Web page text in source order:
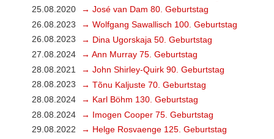
25.08.2020
→ José van Dam 80. Geburtstag
26.08.2023
→ Wolfgang Sawallisch 100. Geburtstag
26.08.2023
→ Dina Ugorskaja 50. Geburtstag
27.08.2024
→ Ann Murray 75. Geburtstag
28.08.2021
→ John Shirley-Quirk 90. Geburtstag
28.08.2023
→ Tõnu Kaljuste 70. Geburtstag
28.08.2024
→ Karl Böhm 130. Geburtstag
28.08.2024
→ Imogen Cooper 75. Geburtstag
29.08.2022
→ Helge Rosvaenge 125. Geburtstag